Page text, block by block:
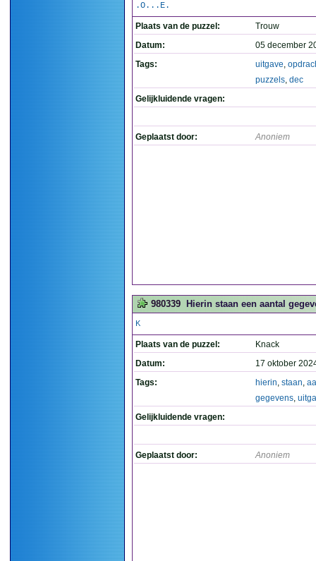
.O...E.
Plaats van de puzzel:
Trouw
Datum:
05 december
Tags:
uitgave,
puzzels, dec
Gelijkluidende vragen:
Geplaatst door: Anoniem
980339 Hierin staan een aantal
K
Plaats van de puzzel:
Knack
Datum:
17 oktober
Tags:
hierin, staan,
gegevens,
Gelijkluidende vragen:
Geplaatst door: Anoniem